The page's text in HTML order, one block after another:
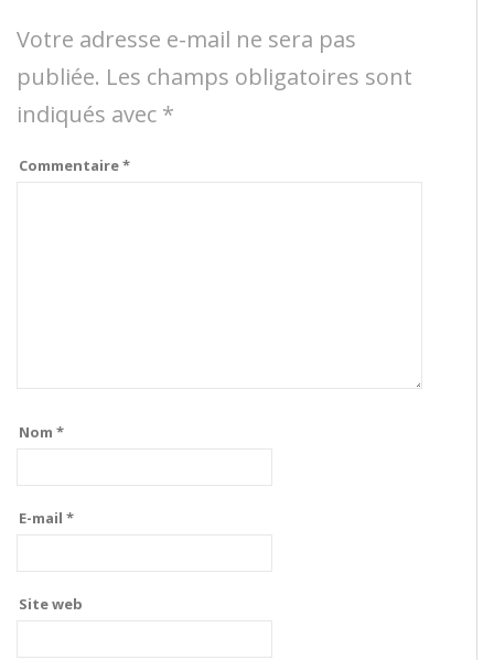
Votre adresse e-mail ne sera pas
publiée. Les champs obligatoires sont
indiqués avec *
Commentaire*
Nom *
E-mail *
Site web